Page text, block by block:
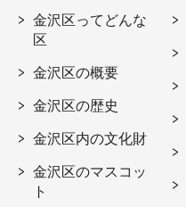
金沢区ってどんな
区
金沢区の概要
金沢区の歴史
金沢区内の文化財
金沢区のマスコッ
ト